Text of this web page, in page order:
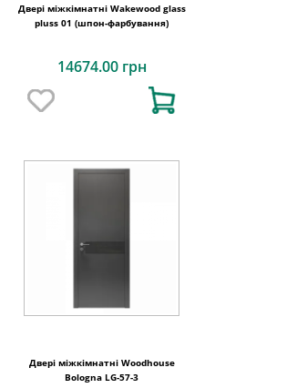
Двері міжкімнатні Wakewood glass
pluss 01 (шпон-фарбування)
14674.00 грн
Двері міжкімнатні Woodhouse
Bologna LG-57-3